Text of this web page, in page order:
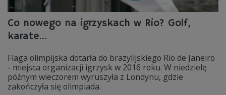
Co nowego na igrzyskach w Rio? Golf,
karate...
Flaga olimpijska dotarła do brazylijskiego Rio de Janeiro
- miejsca organizacji igrzysk w 2016 roku. W niedzielę
późnym wieczorem wyruszyła z Londynu, gdzie
zakończyła się olimpiada.